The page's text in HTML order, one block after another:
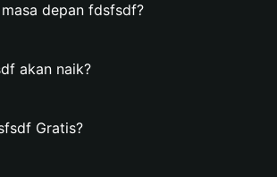
depan fdsfsdf?
akan naik?
Gratis?